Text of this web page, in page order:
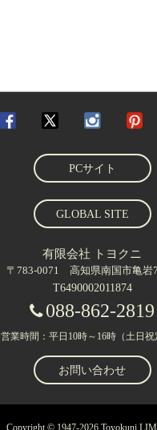
PCサイト
GLOBAL SITE
有限会社 トヨクニ
〒783-0071 高知県南国市亀岩
T6490002011874
088-862-2819
営業時間：平日10時～16時（土日祝
お問い合わせ
Copyright © 1947-2026 Toyokuni